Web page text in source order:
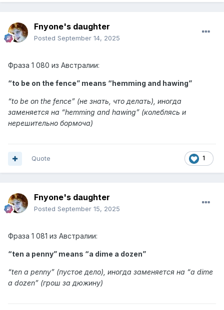
Fnyone's daughter
Posted September 14, 2025
Фраза 1 080 из Австралии:
“to be on the fence” means “hemming and hawing”
“to be on the fence” (не знать, что делать), иногда
заменяется на “hemming and hawing” (колеблясь и
нерешительно бормоча)
1
Quote
Fnyone's daughter
Posted September 15, 2025
Фраза 1 081 из Австралии:
“ten a penny” means “a dime a dozen”
“ten a penny” (пустое дело), иногда заменяется на “a dime
a dozen” (грош за дюжину)